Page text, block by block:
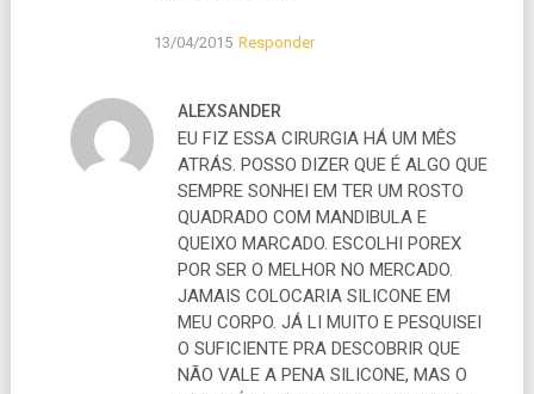
13/04/2015 Responder
ALEXSANDER
EU FIZ ESSA CIRURGIA HÁ UM MÊS
ATRÁS. POSSO DIZER QUE É ALGO QUE
SEMPRE SONHEI EM TER UM ROSTO
QUADRADO COM MANDIBULA E
QUEIXO MARCADO. ESCOLHI POREX
POR SER O MELHOR NO MERCADO.
JAMAIS COLOCARIA SILICONE EM
MEU CORPO. JÁ LI MUITO E PESQUISEI
O SUFICIENTE PRA DESCOBRIR QUE
NÃO VALE A PENA SILICONE, MAS O